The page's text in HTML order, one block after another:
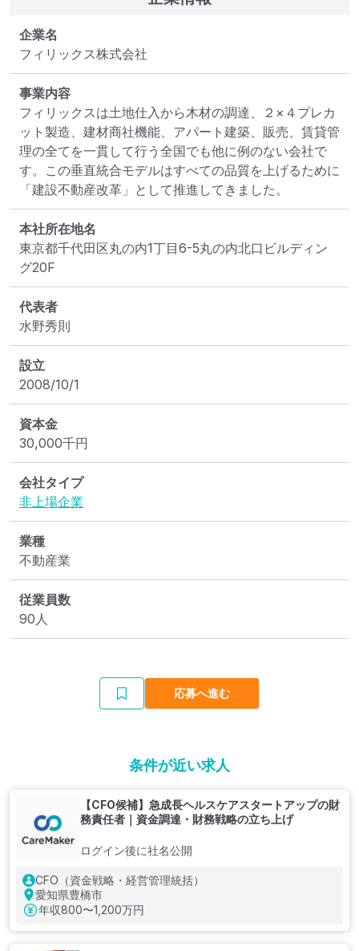
企業名
フィリックス株式会社
事業内容
フィリックスは土地仕入から木材の調達、２×４プレカ
ット製造、建材商社機能、アパート建築、販売、賃貸管
理の全てを一貫して行う全国でも他に例のない会社で
す。この垂直統合モデルはすべての品質を上げるために
「建設不動産改革」として推進してきました。
本社所在地名
東京都千代田区丸の内1丁目6-5丸の内北口ビルディン
グ20F
代表者
水野秀則
設立
2008/10/1
資本金
30,000千円
会社タイプ
非上場企業
業種
不動産業
従業員数
90人
応募へ進む
条件が近い求人
【CFO候補】急成長ヘルスケアスタートアップの財
務責任者｜資金調達・財務戦略の立ち上げ
ログイン後に社名公開
CFO（資金戦略・経営管理統括）
愛知県豊橋市
年収800〜1,200万円